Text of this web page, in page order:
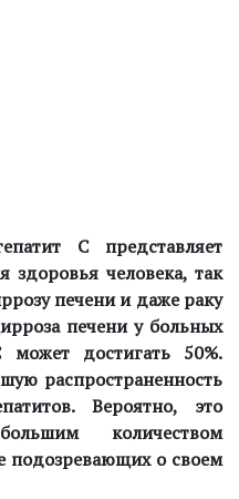
С представляет
здоровья человека, так
печени и даже раку
печени у больных
может достигать 50%.
распространенность
Вероятно, это
количеством
подозревающих о своем